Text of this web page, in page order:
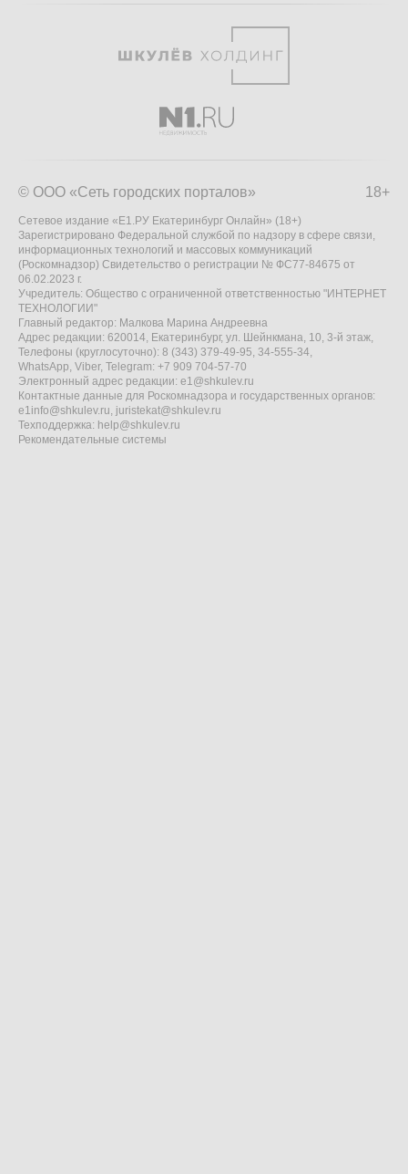
18+
© ООО «Сеть городских порталов»
Сетевое издание «Е1.РУ Екатеринбург Онлайн» (18+)
Зарегистрировано Федеральной службой по надзору в сфере связи,
информационных технологий и массовых коммуникаций
(Роскомнадзор) Свидетельство о регистрации № ФС77-84675 от
06.02.2023 г.
Учредитель: Общество с ограниченной ответственностью "ИНТЕРНЕТ
ТЕХНОЛОГИИ"
Главный редактор: Малкова Марина Андреевна
Адрес редакции: 620014, Екатеринбург, ул. Шейнкмана, 10, 3-й этаж,
Телефоны (круглосуточно): 8 (343) 379-49-95, 34-555-34,
WhatsApp, Viber, Telegram: +7 909 704-57-70
Электронный адрес редакции: e1@shkulev.ru
Контактные данные для Роскомнадзора и государственных органов:
e1info@shkulev.ru, juristekat@shkulev.ru
Техподдержка: help@shkulev.ru
Рекомендательные системы